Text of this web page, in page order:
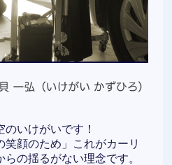
いけがいです！
笑顔のため」これがカーリ
の揺るがない理念です。